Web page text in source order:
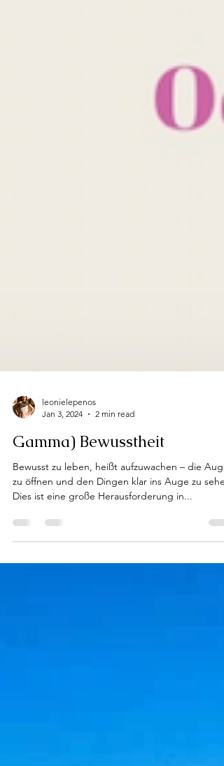
Jan 3, 2024
2 min read
Gamma) Bewusstheit
Bewusst zu leben, heißt aufzuwachen – die
Dies ist eine große Herausforderung in...